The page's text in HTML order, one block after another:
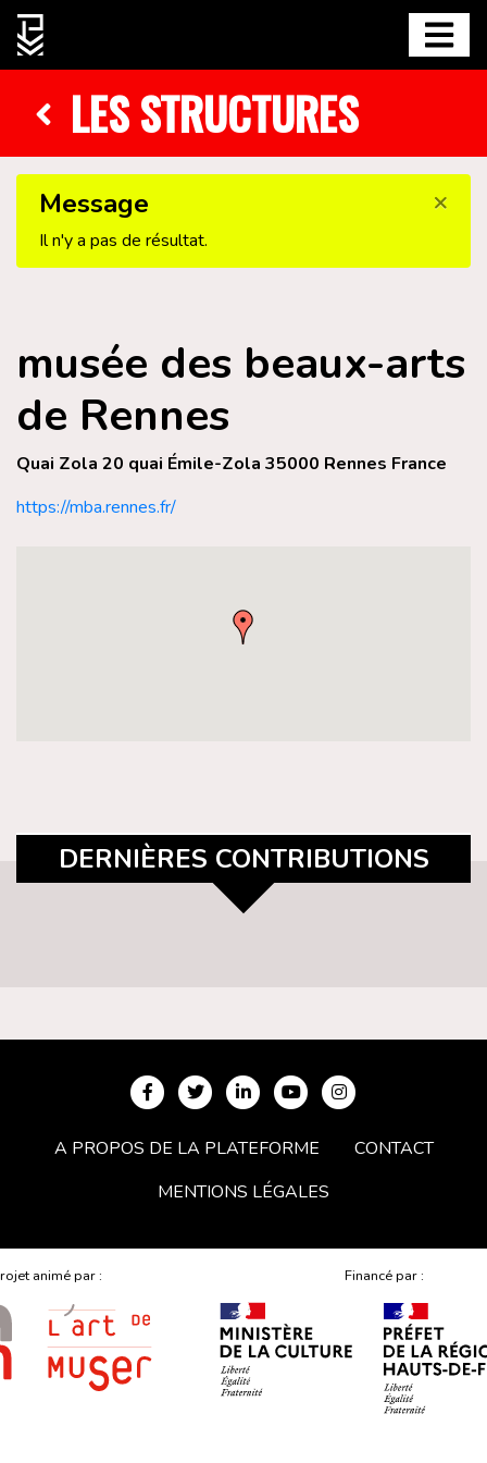
LES STRUCTURES
×
Message
Il n'y a pas de résultat.
musée des beaux-arts
de Rennes
Quai Zola 20 quai Émile-Zola 35000 Rennes France
https://mba.rennes.fr/
DERNIÈRES CONTRIBUTIONS
A PROPOS DE LA PLATEFORME
CONTACT
MENTIONS LÉGALES
animé par : Financé par :